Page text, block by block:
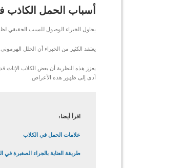
أسباب الحمل الكاذب
يحاول الخبراء الوصول للسبب الحقيقي
يعتقد الكثير من الخبراء أن الخلل
يعزز هذه النظرية أن بعض الكلاب
أدى إلى ظهور هذه الأعراض.
اقرأ أيضا:
علامات الحمل في الكلاب
طريقة العناية بالجراء الصغيرة في